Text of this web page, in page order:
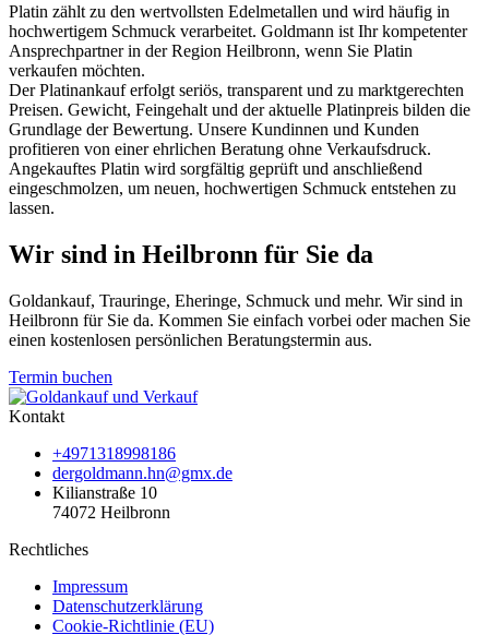
Platin zählt zu den wertvollsten Edelmetallen und wird häufig in
hochwertigem Schmuck verarbeitet. Goldmann ist Ihr kompetenter
Ansprechpartner in der Region Heilbronn, wenn Sie Platin
verkaufen möchten.
Der Platinankauf erfolgt seriös, transparent und zu marktgerechten
Preisen. Gewicht, Feingehalt und der aktuelle Platinpreis bilden die
Grundlage der Bewertung. Unsere Kundinnen und Kunden
profitieren von einer ehrlichen Beratung ohne Verkaufsdruck.
Angekauftes Platin wird sorgfältig geprüft und anschließend
eingeschmolzen, um neuen, hochwertigen Schmuck entstehen zu
lassen.
Wir sind in Heilbronn für Sie da
Goldankauf, Trauringe, Eheringe, Schmuck und mehr. Wir sind in
Heilbronn für Sie da. Kommen Sie einfach vorbei oder machen Sie
einen kostenlosen persönlichen Beratungstermin aus.
Termin buchen
Kontakt
+4971318998186
dergoldmann.hn@gmx.de
Kilianstraße 10
74072 Heilbronn
Rechtliches
Impressum
Datenschutzerklärung
Cookie-Richtlinie (EU)